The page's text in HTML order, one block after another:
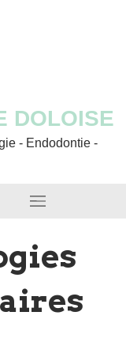
DOLOISE
- Endodontie -